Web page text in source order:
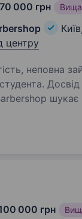
000 грн
Київ,
центру
неповна
любов до своєї
000 грн